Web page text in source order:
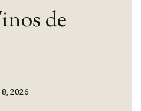
de
2026